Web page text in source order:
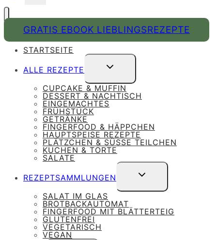
GRATIS EBOOK LIEBLINGSREZEPTE
STARTSEITE
ALLE REZEPTE
UNTERMENÜ
UMSCHALTEN
CUPCAKE & MUFFIN
DESSERT & NACHTISCH
EINGEMACHTES
FRÜHSTÜCK
GETRÄNKE
FINGERFOOD & HÄPPCHEN
HAUPTSPEISE REZEPTE
PLÄTZCHEN & SÜSSE TEILCHEN
KUCHEN & TORTE
SALATE
REZEPTSAMMLUNGEN
UNTERMENÜ
UMSCHALTEN
SALAT IM GLAS
BROTBACKAUTOMAT
FINGERFOOD MIT BLÄTTERTEIG
GLUTENFREI
VEGETARISCH
VEGAN